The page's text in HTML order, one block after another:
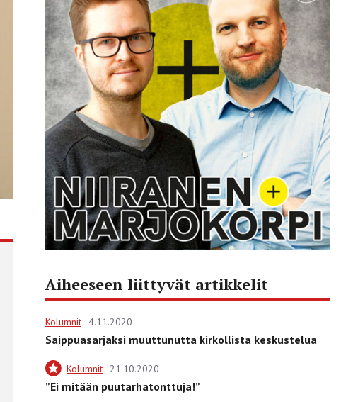
Aiheeseen liittyvät artikkelit
Kolumnit 4.11.2020
Saippuasarjaksi muuttunutta kirkollista keskustelua
Kolumnit 21.10.2020
”Ei mitään puutarhatonttuja!”